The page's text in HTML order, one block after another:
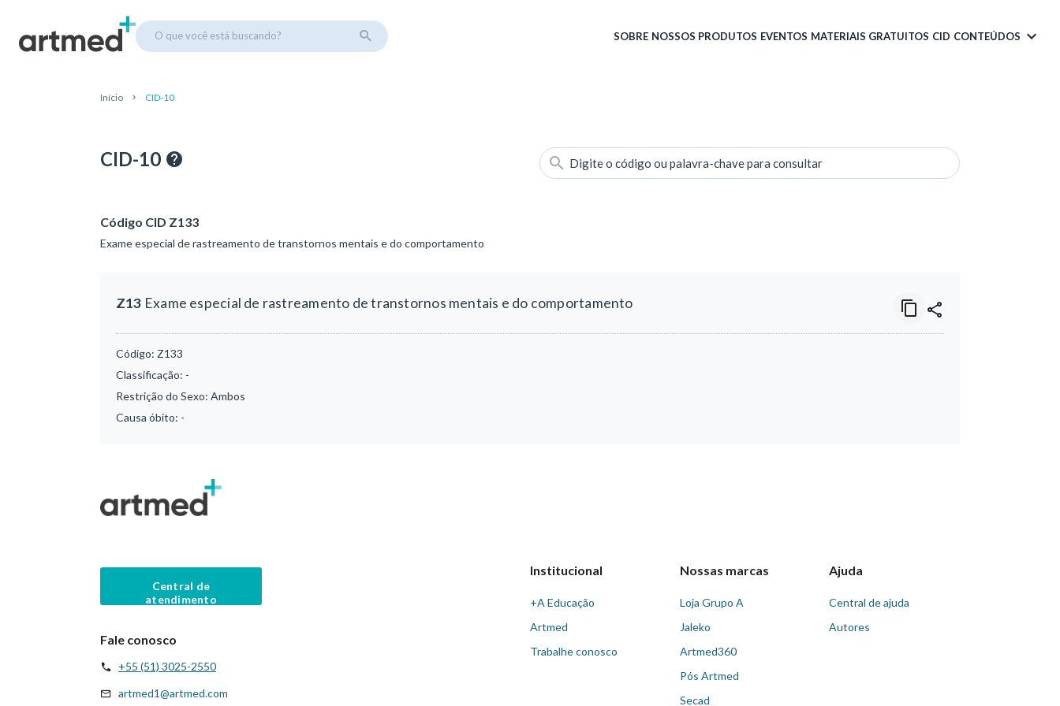
O que você está buscando? SOBRE NOSSOS PRODUTOS EVENTOS MATERIAIS GRATUITOS CID CONTEÚDOS
Início CID-10
CID-10 Digite o código ou palavra-chave para consultar
Código CID Z133
Exame especial de rastreamento de transtornos mentais e do comportamento
Z13 Exame especial de rastreamento de transtornos mentais e do comportamento
Código: Z133
Classificação: -
Restrição do Sexo: Ambos
Causa óbito: -
Central de
atendimento
Fale conosco
+55 (51) 3025-2550
artmed1@artmed.com
Institucional
+A Educação
Artmed
Trabalhe conosco
Nossas marcas
Loja Grupo A
Jaleko
Artmed360
Pós Artmed
Secad
Ajuda
Central de ajuda
Autores